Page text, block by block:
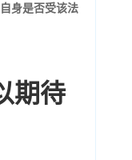
身是否受该法
期待